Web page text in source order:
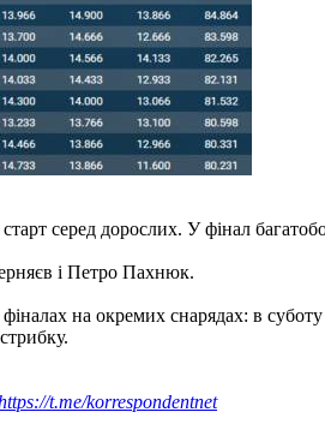
серед дорослих. У фінал
і Петро Пахнюк.
на окремих снарядах: в
t.me/korrespondentnet